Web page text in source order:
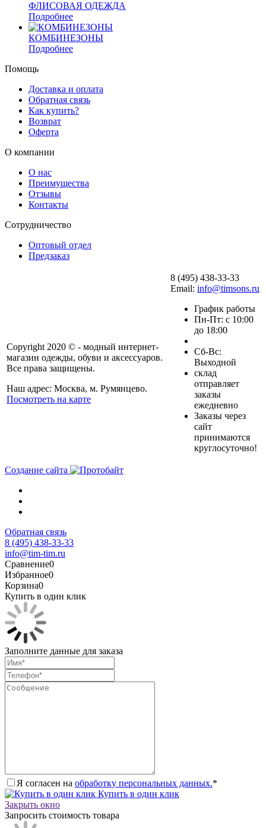
ФЛИСОВАЯ ОДЕЖДА
Подробнее
КОМБИНЕЗОНЫ
Подробнее
Помощь
Доставка и оплата
Обратная связь
Как купить?
Возврат
Оферта
О компании
О нас
Преимущества
Отзывы
Контакты
Сотрудничество
Оптовый отдел
Предзаказ
Copyright 2020 © - модный интернет-
магазин одежды, обуви и аксессуаров.
Все права защищены.
Наш адрес: Москва, м. Румянцево.
Посмотреть на карте
8 (495) 438-33-33
Email: info@timsons.ru
График работы
Пн-Пт: с 10:00
до 18:00
Cб-Вс:
Выходной
склад
отправляет
заказы
ежедневно
Заказы через
сайт
принимаются
круглосуточно!
Создание сайта
Обратная связь
8 (495) 438-33-33
info@tim-tim.ru
Сравнение0
Избранное0
Корзина0
Купить в один клик
Заполните данные для заказа
Я согласен на обработку персональных данных.*
Купить в один клик
Закрыть окно
Запросить стоимость товара